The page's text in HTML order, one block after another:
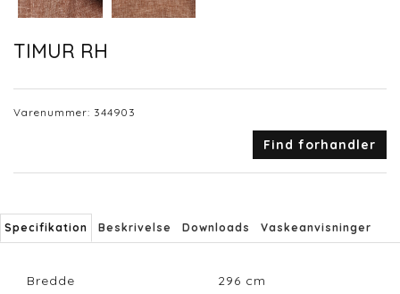
TIMUR RH
Varenummer: 344903
Find forhandler
Specifikation Beskrivelse Downloads Vaskeanvisninger
Bredde 296 cm